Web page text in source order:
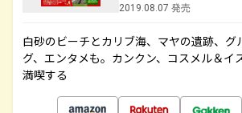
2019.08.07 発売
白砂のビーチとカリブ海、マヤの遺跡、グ
グ、エンタメも。カンクン、コスメル＆イ
満喫する